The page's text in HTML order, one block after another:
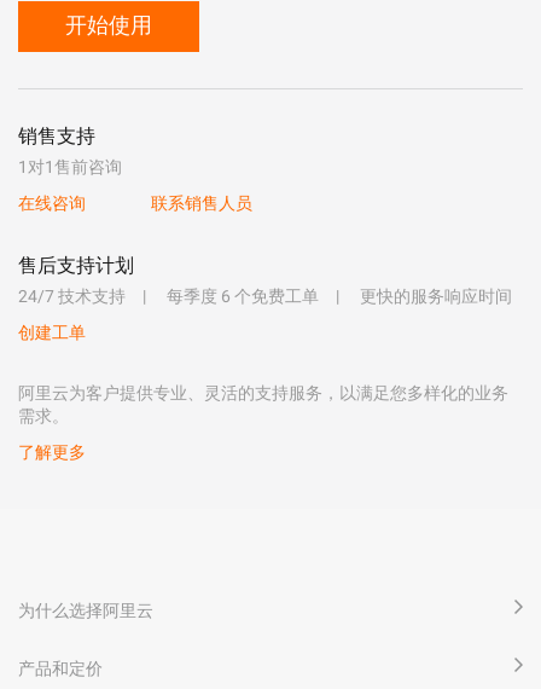
开始使用
销售支持
1对1售前咨询
在线咨询
联系销售人员
售后支持计划
24/7 技术支持 每季度 6 个免费工单
更快的服务响应时间
创建工单
阿里云为客户提供专业、灵活的支持服务，以满足您多样化的业务
需求。
了解更多
为什么选择阿里云
产品和定价